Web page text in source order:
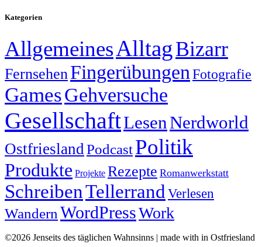
Kategorien
AllgemeinesAlltagBizarr
FernsehenFingerübungen Fotografie
GamesGehversuche
GesellschaftLesenNerdworld
OstfrieslandPodcastPolitik
Produkte Projekte Rezepte Romanwerkstatt
SchreibenTellerrand Verlesen
Wandern WordPressWork
©2026 Jenseits des täglichen Wahnsinns | made with in Ostfriesland